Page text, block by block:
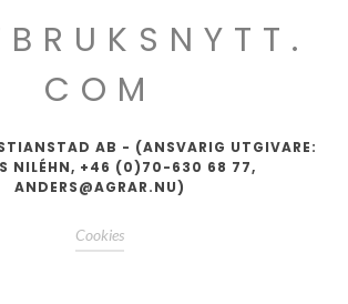
COM
AB - (ANSVARIG UTGIVARE:
NILÉHN, +46 (0)70-630 68 77,
ANDERS@AGRAR.NU)
Cookies